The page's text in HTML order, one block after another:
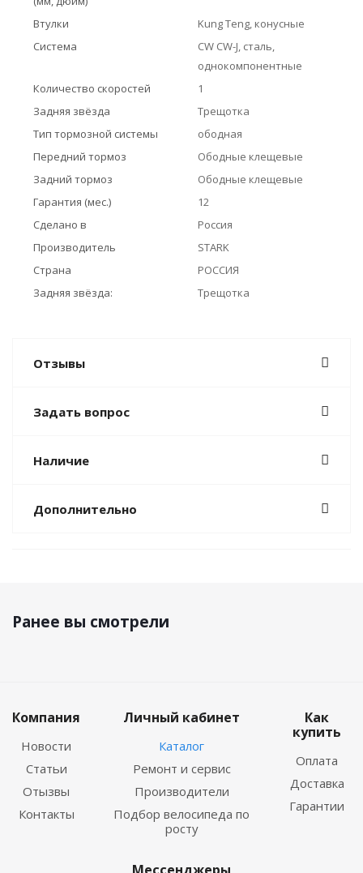
Втулки
Kung Teng, конусные
Система
CW CW-J, сталь,
однокомпонентные
Количество скоростей
1
Задняя звёзда
Трещотка
Тип тормозной системы
ободная
Передний тормоз
Ободные клещевые
Задний тормоз
Ободные клещевые
Гарантия (мес.)
12
Сделано в
Россия
Производитель
STARK
Страна
РОССИЯ
Задняя звёзда:
Трещотка
Отзывы
Задать вопрос
Наличие
Дополнительно
Ранее вы смотрели
Компания
Новости
Статьи
Отызвы
Контакты
Личный кабинет
Каталог
Ремонт и сервис
Производители
Подбор велосипеда по
росту
Как
купить
Оплата
Доставка
Гарантии